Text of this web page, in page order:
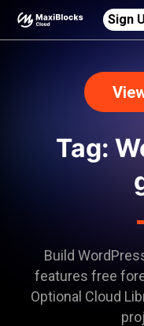
Sign
Tag:
Build
features free
Optional Cloud